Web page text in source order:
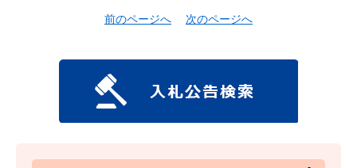
前のページへ 次のページへ